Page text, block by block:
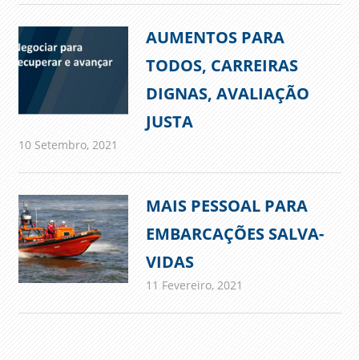
AUMENTOS PARA
TODOS, CARREIRAS
DIGNAS, AVALIAÇÃO
JUSTA
10 Setembro, 2021
MAIS PESSOAL PARA
EMBARCAÇÕES SALVA-
VIDAS
11 Fevereiro, 2021